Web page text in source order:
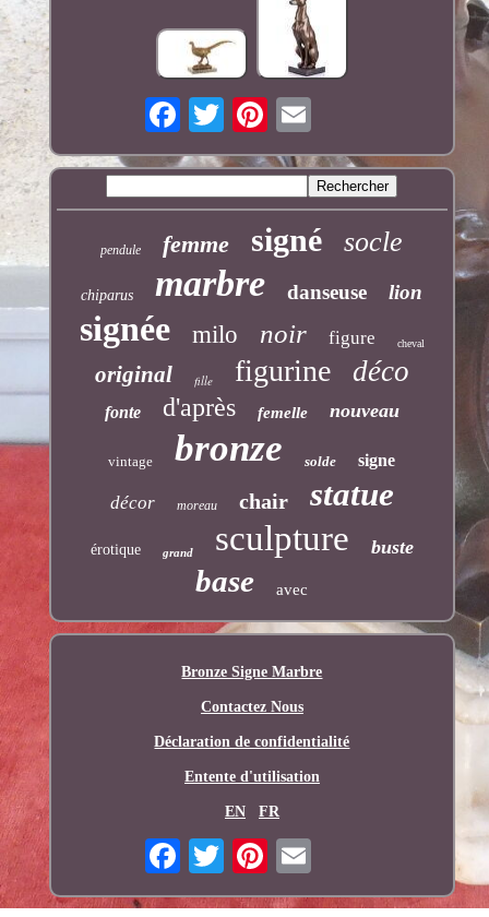
pendule femme signé socle
chiparus marbre danseuse lion
signée milo noir figure cheval
original fille figurine déco
fonte d'après femelle nouveau
vintage bronze solde signe
décor moreau chair statue
érotique grand sculpture buste
base avec
Bronze Signe Marbre
Contactez Nous
Déclaration de confidentialité
Entente d'utilisation
EN FR